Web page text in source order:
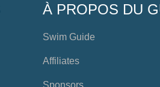
À PROPOS DU
Swim Guide
Affiliates
Sponsors